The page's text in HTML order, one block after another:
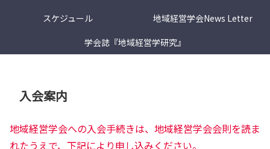
スケジュール
地域経営学会News Letter
学会誌『地域経営学研究』
入会案内
地域経営学会への入会手続きは、地域経営学会会則を読ま
れたうえで、下記により申し込みください。